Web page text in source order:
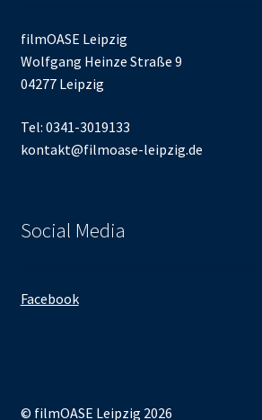
filmOASE Leipzig
Wolfgang Heinze Straße 9
04277 Leipzig
Tel: 0341-3019133
kontakt@filmoase-leipzig.de
Social Media
Facebook
© filmOASE Leipzig 2026